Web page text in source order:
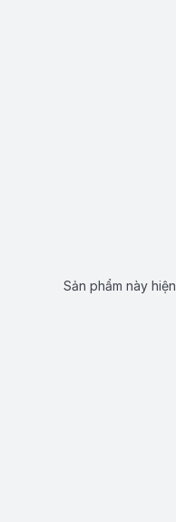
Sản phẩm này